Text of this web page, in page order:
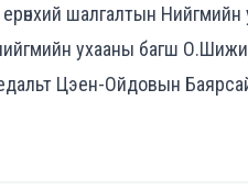
шалгалтын Нийгмийн
ухааны багш
Цэен-Ойдовын